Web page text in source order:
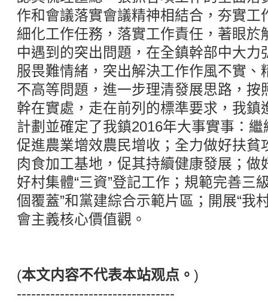
作和會議落實會議精神相結合，夯實工
細化工作任務，落實工作責任，著眼於
中遇到的突出問題，在全鎮幹部中大力
服畏難情緒，突出解決工作作風不實、
不高等問題，進一步理清發展思路，按
幹在實處，走在前列的標準要求，我鎮
計劃並確定了我鎮2016年大事實事：繼
促進農業增效農民增收；全力做好扶貧
肉食加工基地，促其持續健康發展；做
好村集體“三資”登記工作；規範完善三
個覆蓋”和黨建綜合示範片區；開展“我
會主義核心價值觀。
(本文内容不代表本站观点。 )
---------------------------------